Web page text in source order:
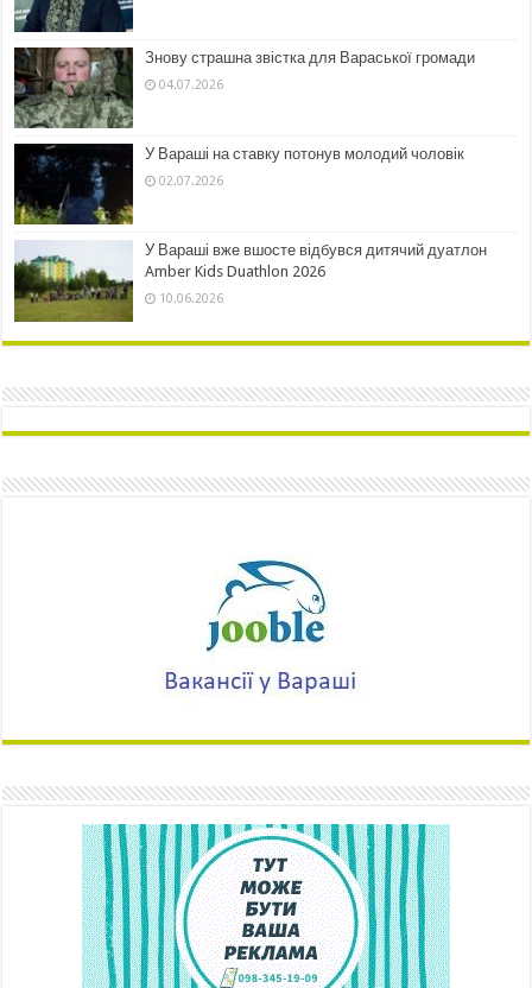
Знову страшна звістка для Вараської громади
04.07.2026
У Вараші на ставку потонув молодий чоловік
02.07.2026
У Вараші вже вшосте відбувся дитячий дуатлон
Amber Kids Duathlon 2026
10.06.2026